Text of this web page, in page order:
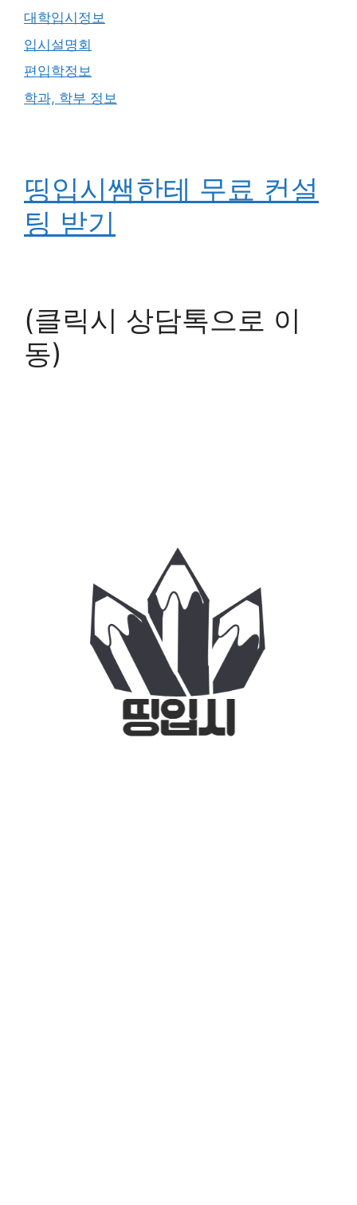
대학입시정보
입시설명회
편입학정보
학과, 학부 정보
띵입시쌤한테 무료 컨설
팅 받기
(클릭시 상담톡으로 이
동)